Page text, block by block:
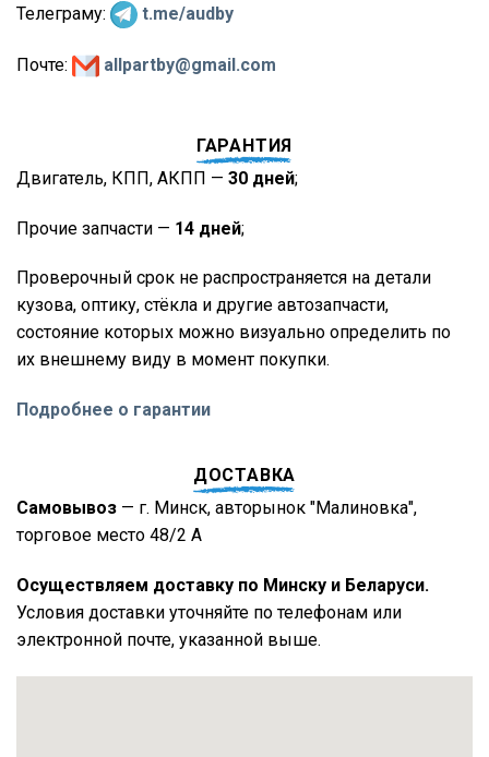
Телеграму: t.me/audby
Почте: allpartby@gmail.com
ГАРАНТИЯ
Двигатель, КПП, АКПП — 30 дней;
Прочие запчасти — 14 дней;
Проверочный срок не распространяется на детали
кузова, оптику, стёкла и другие автозапчасти,
состояние которых можно визуально определить по
их внешнему виду в момент покупки.
Подробнее о гарантии
ДОСТАВКА
Самовывоз — г. Минск, авторынок "Малиновка",
торговое место 48/2 А
Осуществляем доставку по Минску и Беларуси.
Условия доставки уточняйте по телефонам или
электронной почте, указанной выше.